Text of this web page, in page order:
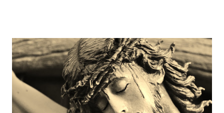
tentação me venceu. E confesso a minha culpa por
ter cedido às suas insinuações me deixando
envolver. Mas, neste momento, eu me agarro com
todas as minhas forças ao poder de Tua Santa Cruz.
Jesus, eu suplico que o Senhor ordene a todas as